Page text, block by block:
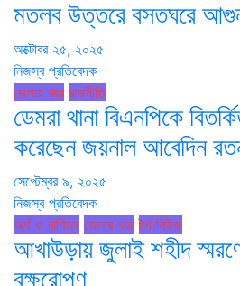
মতলব উত্তরে বসতঘরে আগুন
অক্টোবর ২৫, ২০২৫
নিজস্ব প্রতিবেদক
জেলার খবর রাজনীতি
ডেমরা থানা বিএনপিকে
করেছেন জয়নাল আবেদিন
সেপ্টেম্বর ৯, ২০২৫
নিজস্ব প্রতিবেদক
অর্থ ও বাণিজ্য জেলার খবর টপ নিউজ
আখাউড়ায় জুলাই শহীদ
বৃক্ষরোপণ